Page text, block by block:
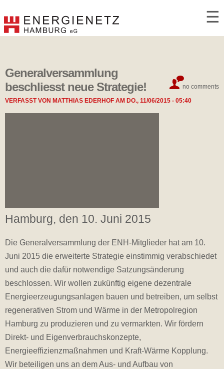
☰
no comments
Generalversammlung
beschliesst neue Strategie!
VERFASST VON MATTHIAS EDERHOFAM DO., 11/06/2015 - 05:40
Hamburg, den 10. Juni 2015
Die Generalversammlung der ENH-Mitglieder hat am 10.
Juni 2015 die erweiterte Strategie einstimmig verabschiedet
und auch die dafür notwendige Satzungsänderung
beschlossen. Wir wollen zukünftig eigene dezentrale
Energieerzeugungsanlagen bauen und betreiben, um selbst
regenerativen Strom und Wärme in der Metropolregion
Hamburg zu produzieren und zu vermarkten. Wir fördern
Direkt- und Eigenverbrauchskonzepte,
Energieeffizienzmaßnahmen und Kraft-Wärme Kopplung.
Wir beteiligen uns an dem Aus- und Aufbau von